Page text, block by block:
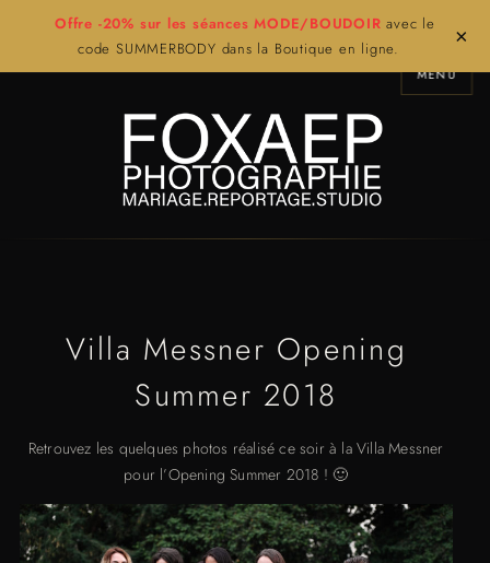
Offre -20% sur les séances MODE/BOUDOIR avec le
code SUMMERBODY dans la Boutique en ligne.
×
MENU
Villa Messner Opening
Summer 2018
Retrouvez les quelques photos réalisé ce soir à la Villa Messner
pour l’Opening Summer 2018 ! 🙂